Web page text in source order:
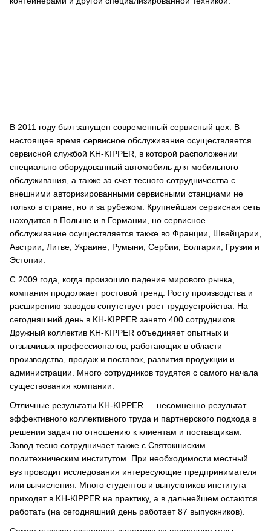
В 2011 году был запущен современный сервисный цех. В
настоящее время сервисное обслуживание осуществляется
сервисной службой KH-KIPPER, в которой расположении
специально оборудованный автомобиль для мобильного
обслуживания, а также за счет тесного сотрудничества с
внешними авторизированными сервисными станциами не
только в стране, но и за рубежом. Крупнейшая сервисная сеть
находится в Польше и в Германии, но сервисное
обслуживание осуществляется также во Франции, Швейцарии,
Австрии, Литве, Украине, Румыни, Сербии, Болгарии, Грузии и
Эстонии.
С 2009 года, когда произошло падение мирового рынка,
компания продолжает ростовой тренд. Росту производства и
расширению заводов сопутствует рост трудоустройства. На
сегодняшний день в KH-KIPPER занято 400 сотрудников.
Дружный коллектив KH-KIPPER объединяет опытных и
отзывчивых профессионалов, работающих в области
производства, продаж и поставок, развития продукции и
администрации. Много сотрудников трудятся с самого начала
существования компании.
Отличные результаты KH-KIPPER — несомненно результат
эффективного коллективного труда и партнерского подхода в
решении задач по отношению к клиентам и поставщикам.
Завод тесно сотрудничает также с Святокшиским
политехническим институтом. При необходимости местный
вуз проводит исследования интересующие предпринимателя
или вычисления. Много студентов и выпускников института
приходят в KH-KIPPER на практику, а в дальнейшем остаются
работать (на сегодняшний день работает 87 выпускников).